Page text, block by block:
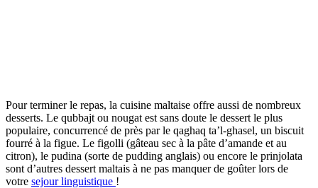
Pour terminer le repas, la cuisine maltaise offre aussi de nombreux
desserts. Le qubbajt ou nougat est sans doute le dessert le plus
populaire, concurrencé de près par le qaghaq ta’l-ghasel, un biscuit
fourré à la figue. Le figolli (gâteau sec à la pâte d’amande et au
citron), le pudina (sorte de pudding anglais) ou encore le prinjolata
sont d’autres dessert maltais à ne pas manquer de goûter lors de
votre sejour linguistique !